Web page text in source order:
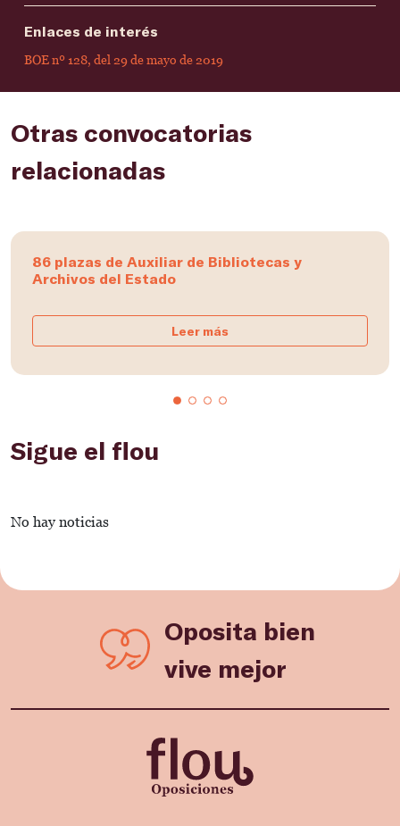
Enlaces de interés
BOE nº 128, del 29 de mayo de 2019
Otras convocatorias
relacionadas
86 plazas de Auxiliar de Bibliotecas y
Archivos del Estado
Leer más
Sigue el flou
No hay noticias
Oposita bien
vive mejor